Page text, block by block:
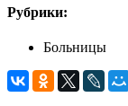
Рубрики:
Больницы